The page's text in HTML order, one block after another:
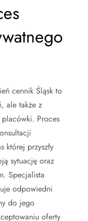
cennik Śląsk to
ale także z
Proces
której przyszły
sytuację oraz
Specjalista
odpowiedni
do jego
oferty